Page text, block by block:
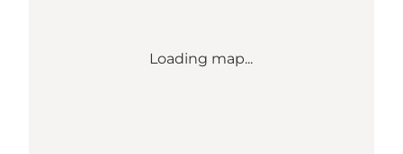
Loading map...